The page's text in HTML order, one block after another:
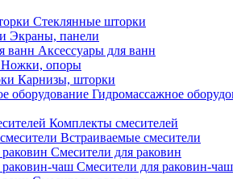
Стеклянные шторки
Экраны, панели
Аксессуары для ванн
Ножки, опоры
Карнизы, шторки
Гидромассажное
Комплекты смесителей
Встраиваемые смесители
Смесители для раковин
Смесители для раковин-чаш